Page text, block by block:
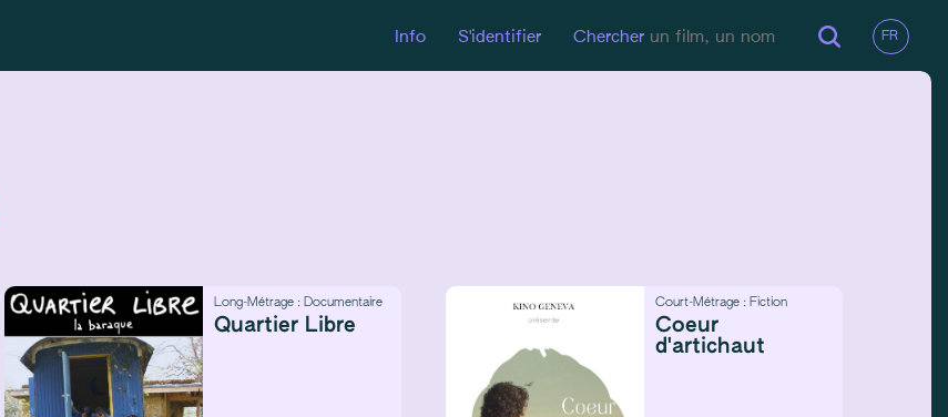
Info S'identifier Chercher
Long-Métrage : Documentaire
Quartier Libre
Court-Métrage : Fiction
Coeur
d'artichaut